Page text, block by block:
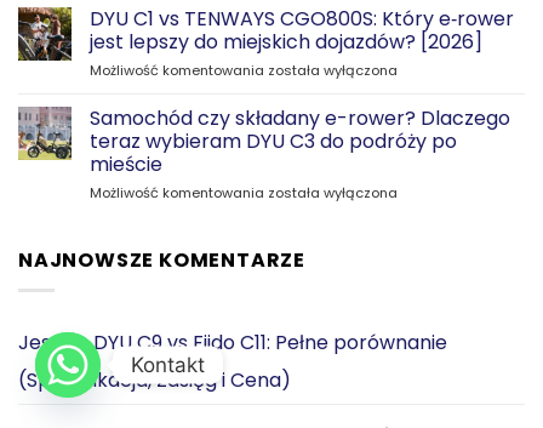
z
parkowaniem
—
dzięki
DYU
C2
DYU C1 vs TENWAYS CGO800S: Który e‑rower
jest lepszy do miejskich dojazdów? [2026]
Możliwość komentowania DYU
vs
TENWAYS
CGO800S:
e‑rower
do
została wyłączona
Samochód czy składany e-rower? Dlaczego
teraz wybieram DYU C3 do podróży po
mieście
Możliwość komentowania Samochód
e-
wybieram
C3
została wyłączona
NAJNOWSZE KOMENTARZE
Jesse-DYU C9 vs Fiido C11: Pełne porównanie
(Specyfikacja, Zasięg i Cena)
Kontakt